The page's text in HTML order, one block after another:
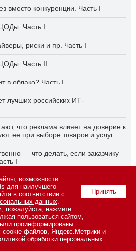
вместо конкуренции. Часть I
Часть I
риски и пр. Часть I
Часть II
в облако? Часть I
лучших российских ИТ-
что реклама влияет на доверие к
ее при выборе товаров и услуг
— что делать, если заказчику
I
импортозамещения. Часть II
Политика конфиденциальности
об авторских правах и порядке
сайта
34, строение 10. Телефон: +7
+7 495 974-22-63. E-mail:
Принять
возможности
для наилучшего
в соответствии с
данных.
пожалуйста, нажмите
пользоваться сайтом,
проинформированы
cookie-файлов, Яндекс.Метрики и
обработки персональных